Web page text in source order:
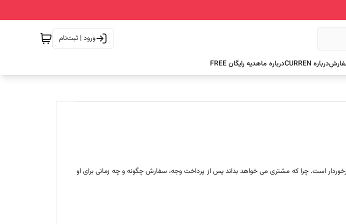
ورود | ثبت‌نام
درباره CURREN درباره ماهدیه رایگان FREE
است. چرا که مشتری می خواهد بداند پس از پرداخت وجه، سفارش چگونه و چه زمانی برای او